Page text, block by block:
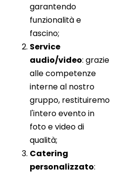
garantendo
funzionalità e
fascino;
Service
audio/video: grazie
alle competenze
interne al nostro
gruppo, restituiremo
l'intero evento in
foto e video di
qualità;
Catering
personalizzato: